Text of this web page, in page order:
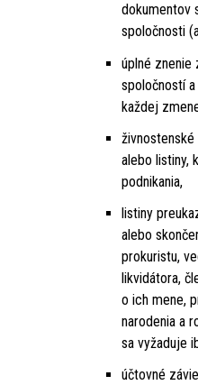
dokumentov
spoločnosti
úplné znenie
spoločností
každej
živnostenské
alebo listiny,
podnikania,
listiny
alebo
prokuristu,
likvidátora,
o ich mene,
narodenia a
sa vyžaduje
účtovné